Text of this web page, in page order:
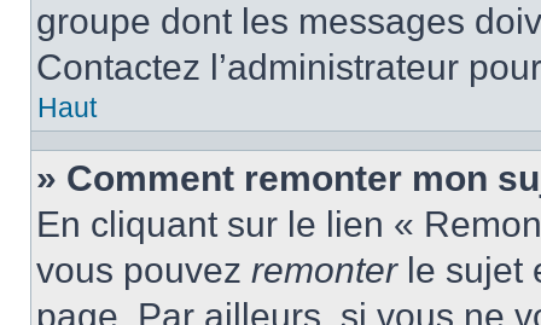
groupe dont les messages
Contactez l’administrateur
Haut
» Comment remonter mon
En cliquant sur le lien «
vous pouvez remonterle sujet
page. Par ailleurs, si vous ne